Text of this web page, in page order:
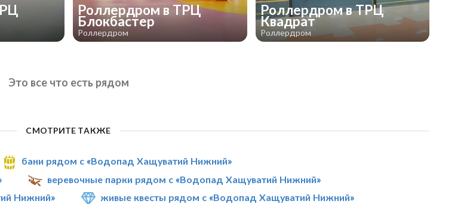
Роллердром в ТРЦ
Блокбастер
Роллердром
Роллердром в ТРЦ
Квадрат
Роллердром
Это все что есть рядом
СМОТРИТЕ ТАКЖЕ
бани рядом с «Водопад Хащуватий Нижний»
веревочные парки рядом с «Водопад Хащуватий Нижний»
Нижний»
живые квесты рядом с «Водопад Хащуватий Нижний»